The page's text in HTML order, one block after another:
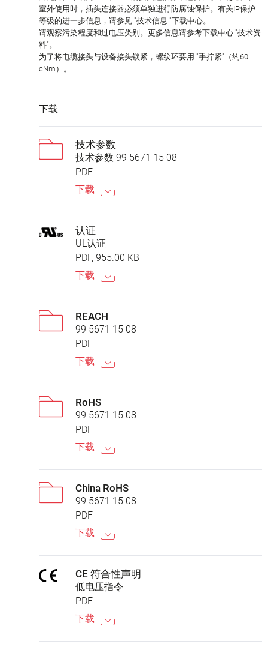
室外使用时，插头连接器必须单独进行防腐蚀保护。有关IP保护
等级的进一步信息，请参见 "技术信息 "下载中心。
请观察污染程度和过电压类别。更多信息请参考下载中心 "技术资
料"。
为了将电缆接头与设备接头锁紧，螺纹环要用 "手拧紧"（约60
cNm）。
下载
技术参数
技术参数 99 5671 15 08
PDF
下载
认证
UL认证
PDF, 955.00 KB
下载
REACH
99 5671 15 08
PDF
下载
RoHS
99 5671 15 08
PDF
下载
China RoHS
99 5671 15 08
PDF
下载
CE 符合性声明
低电压指令
PDF
下载